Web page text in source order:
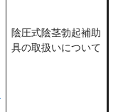
陰圧式陰茎勃起補助
具の取扱いについて